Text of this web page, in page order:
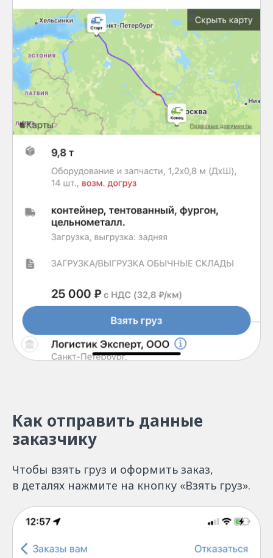
Как отправить данные
заказчику
Чтобы взять груз и оформить заказ,
в деталях нажмите на кнопку «Взять груз».